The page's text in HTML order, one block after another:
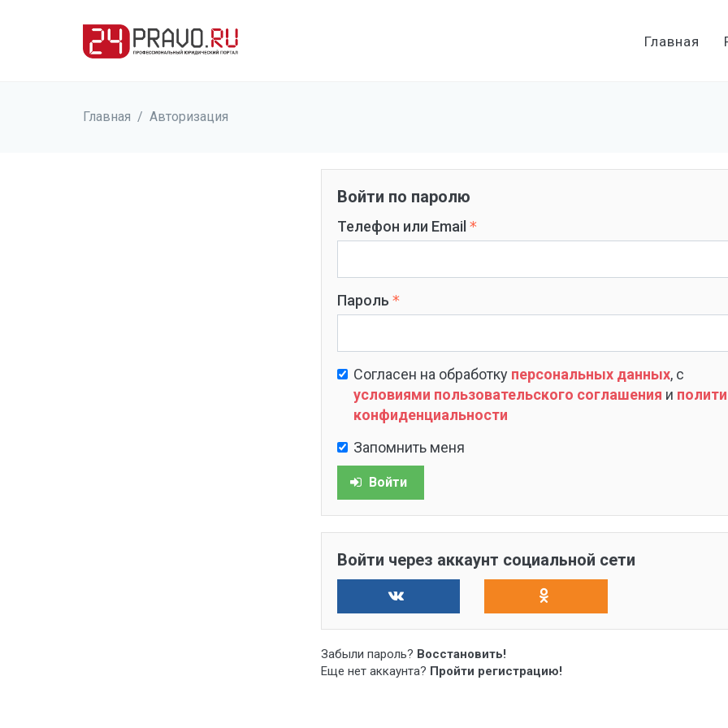
Главная
Главная / Авторизация
Войти по паролю
Телефон или Email
Пароль
Согласен на обработку персональных данных, с
условиями пользовательского соглашения и
конфиденциальности
Запомнить меня
Войти
Войти через аккаунт социальной сети
Забыли пароль? Восстановить!
Еще нет аккаунта? Пройти регистрацию!